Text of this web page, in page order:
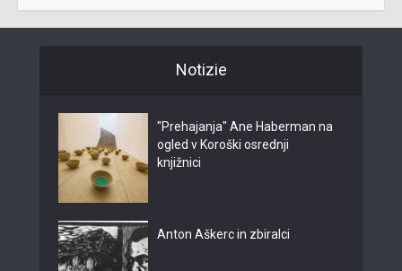
Notizie
"Prehajanja" Ane Haberman na
ogled v Koroški osrednji
knjižnici
Anton Aškerc in zbiralci